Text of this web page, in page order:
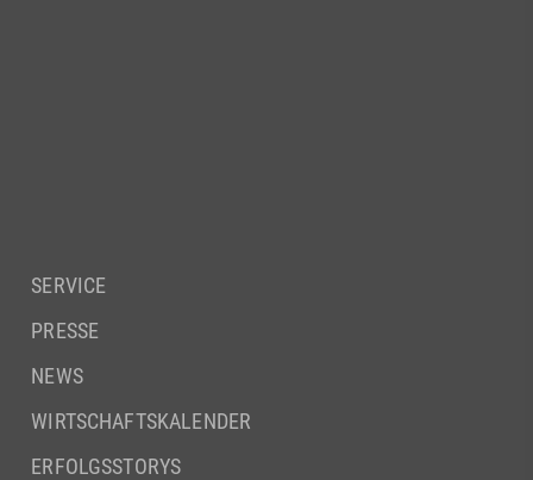
SERVICE
PRESSE
NEWS
WIRTSCHAFTSKALENDER
ERFOLGSSTORYS